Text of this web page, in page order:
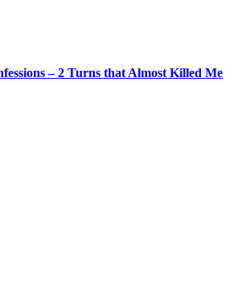
– 2 Turns that Almost Killed Me